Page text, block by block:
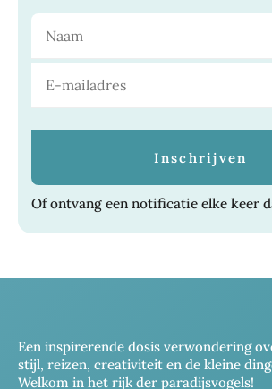
Of ontvang een notificatie elke keer
Een inspirerende dosis verwondering
stijl, reizen, creativiteit en de kleine
Welkom in het rijk der paradijsvogels!